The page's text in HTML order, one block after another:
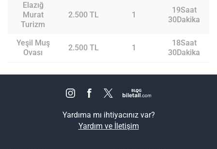
Elazığ
Murat
Turizm
2.500 TL 1
19Saat
30Dakika
Yeşil Muş
Ovası
2.500 TL 1
18Saat
30Dakika
Yardıma mı ihtiyacınız var?
Yardım ve İletişim